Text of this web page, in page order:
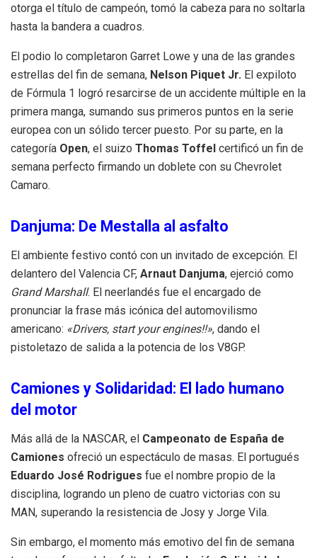
otorga el título de campeón, tomó la cabeza para no soltarla
hasta la bandera a cuadros.
El podio lo completaron Garret Lowe y una de las grandes
estrellas del fin de semana, Nelson Piquet Jr. El expiloto
de Fórmula 1 logró resarcirse de un accidente múltiple en la
primera manga, sumando sus primeros puntos en la serie
europea con un sólido tercer puesto. Por su parte, en la
categoría Open, el suizo Thomas Toffel certificó un fin de
semana perfecto firmando un doblete con su Chevrolet
Camaro.
Danjuma: De Mestalla al asfalto
El ambiente festivo contó con un invitado de excepción. El
delantero del Valencia CF, Arnaut Danjuma, ejerció como
Grand Marshall. El neerlandés fue el encargado de
pronunciar la frase más icónica del automovilismo
americano: «Drivers, start your engines!!», dando el
pistoletazo de salida a la potencia de los V8GP.
Camiones y Solidaridad: El lado humano
del motor
Más allá de la NASCAR, el Campeonato de España de
Camiones ofreció un espectáculo de masas. El portugués
Eduardo José Rodrigues fue el nombre propio de la
disciplina, logrando un pleno de cuatro victorias con su
MAN, superando la resistencia de Josy y Jorge Vila.
Sin embargo, el momento más emotivo del fin de semana